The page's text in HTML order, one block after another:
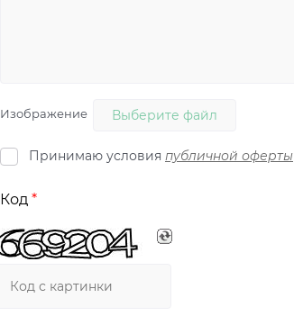
Изображение Выберите файл
Принимаю условия публичной оферты
Код